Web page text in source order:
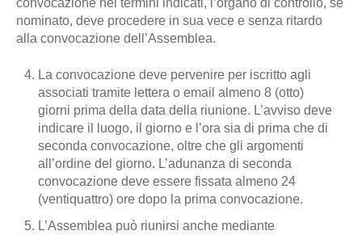
convocazione nei termini indicati, l’organo di controllo, se
nominato, deve procedere in sua vece e senza ritardo
alla convocazione dell’Assemblea.
La convocazione deve pervenire per iscritto agli
associati tramite lettera o email almeno 8 (otto)
giorni prima della data della riunione. L’avviso deve
indicare il luogo, il giorno e l’ora sia di prima che di
seconda convocazione, oltre che gli argomenti
all’ordine del giorno. L’adunanza di seconda
convocazione deve essere fissata almeno 24
(ventiquattro) ore dopo la prima convocazione.
L’Assemblea può riunirsi anche mediante